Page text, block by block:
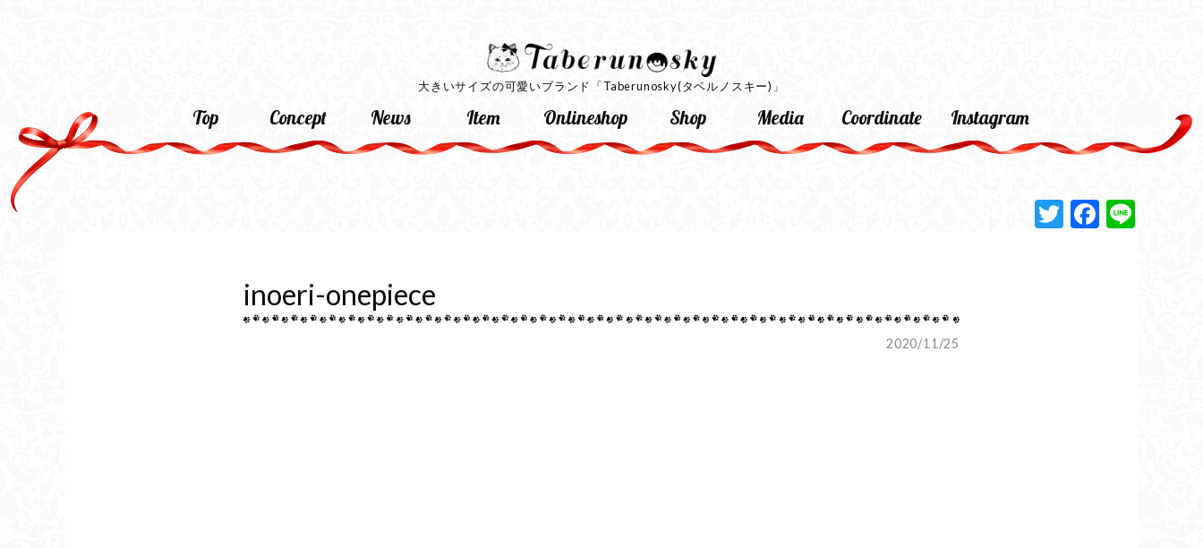
大きいサイズの可愛いブランド 「Taberunosky(タベルノスキー)」
Top Concept News Item Onlineshop Shop Media Coordinate Instagram
Twitter
inoeri-onepiece
2020/11/25